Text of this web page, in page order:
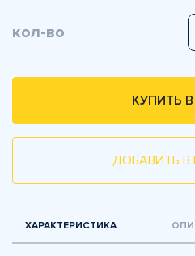
кол-во
КУПИТЬ
ДОБАВИТЬ В
ХАРАКТЕРИСТИКА